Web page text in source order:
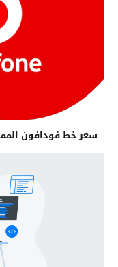
سعر خط فودافون